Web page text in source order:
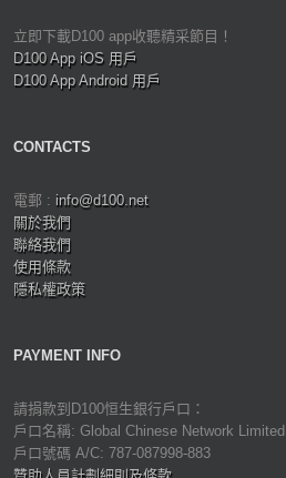
立即下載D100 app收聽精采節目！
D100 App iOS 用戶
D100 App Android 用戶
CONTACTS
電郵 : info@d100.net
關於我們
聯絡我們
使用條款
隱私權政策
PAYMENT INFO
請捐款到D100恒生銀行戶口：
戶口名稱: Global Chinese Network Limited
戶口號碼 A/C: 787-087998-883